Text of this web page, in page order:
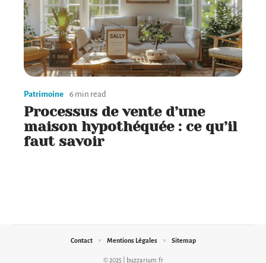
Actus 6 min read
Les plus beaux prénoms à
choisir pour votre enfant
Processus de vente d’une